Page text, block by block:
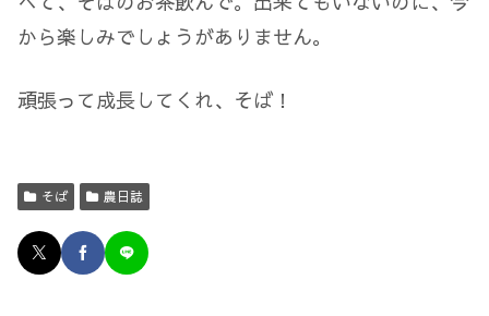
から楽しみでしょうがありません。
頑張って成長してくれ、そば！
そば 農日誌